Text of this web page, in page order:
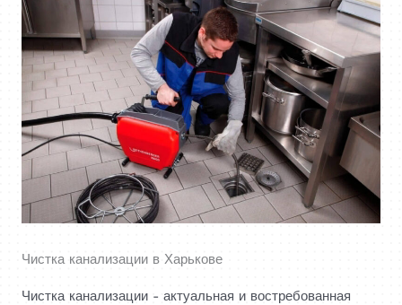
Чистка канализации в Харькове
Чистка канализации - актуальная и востребованная